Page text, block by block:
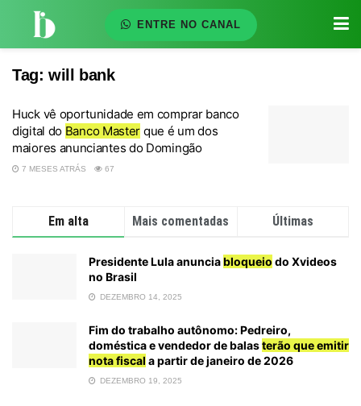
ENTRE NO CANAL
Tag: will bank
Huck vê oportunidade em comprar banco
digital do Banco Master que é um dos
maiores anunciantes do Domingão
7 MESES ATRÁS 67
Em alta Mais comentadas Últimas
Presidente Lula anunciabloqueio do Xvideos
no Brasil
DEZEMBRO 14, 2025
Fim do trabalho autônomo: Pedreiro,
doméstica e vendedor de balasterão que emitir
nota fiscal a partir de janeiro de 2026
DEZEMBRO 19, 2025